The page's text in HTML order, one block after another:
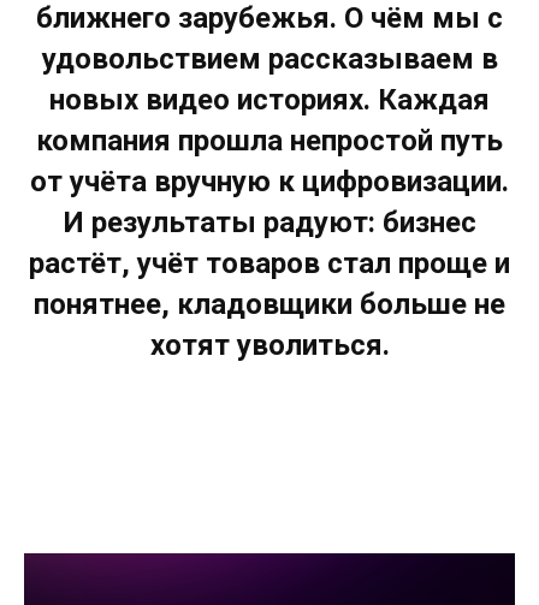
ближнего зарубежья. О чём мы с
удовольствием рассказываем в
новых видео историях. Каждая
компания прошла непростой путь
от учёта вручную к цифровизации.
И результаты радуют: бизнес
растёт, учёт товаров стал проще и
понятнее, кладовщики больше не
хотят уволиться.